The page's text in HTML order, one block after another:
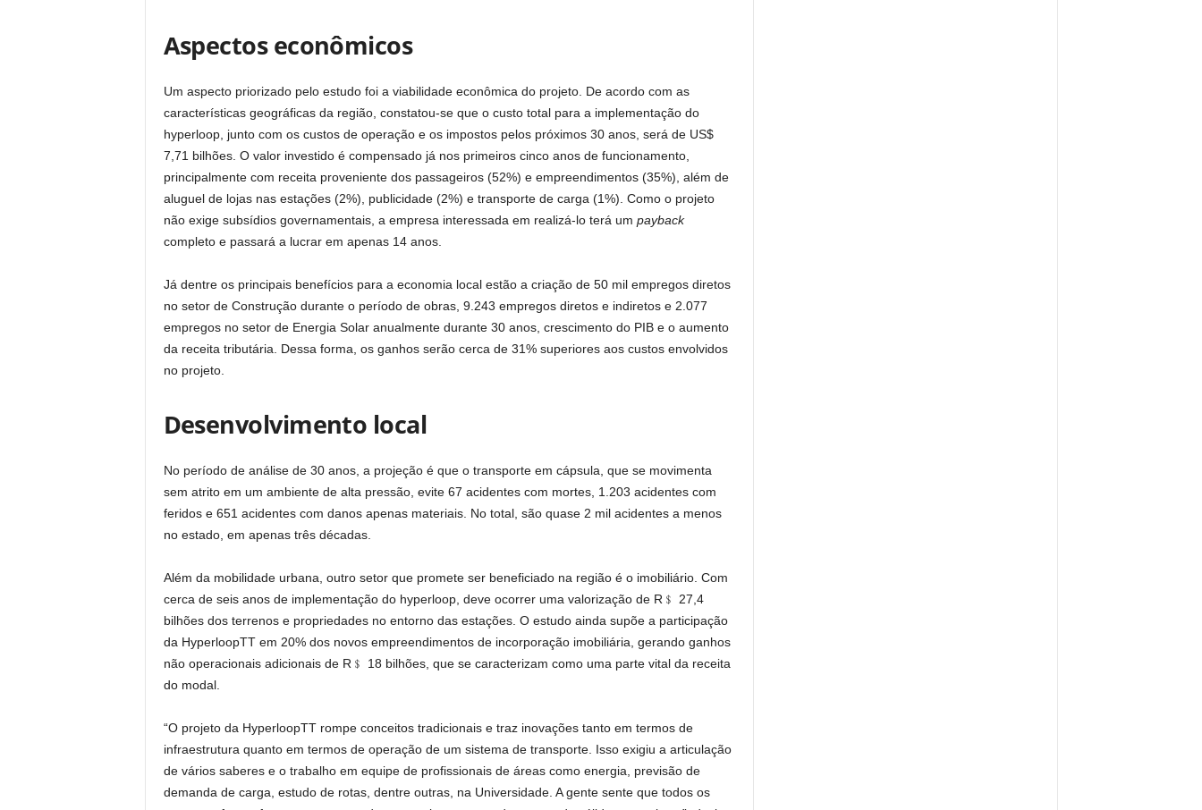
Aspectos econômicos
Um aspecto priorizado pelo estudo foi a viabilidade econômica do projeto. De acordo com as
características geográficas da região, constatou-se que o custo total para a implementação do
hyperloop, junto com os custos de operação e os impostos pelos próximos 30 anos, será de US$
7,71 bilhões. O valor investido é compensado já nos primeiros cinco anos de funcionamento,
principalmente com receita proveniente dos passageiros (52%) e empreendimentos (35%), além de
aluguel de lojas nas estações (2%), publicidade (2%) e transporte de carga (1%). Como o projeto
não exige subsídios governamentais, a empresa interessada em realizá-lo terá um payback
completo e passará a lucrar em apenas 14 anos.
Já dentre os principais benefícios para a economia local estão a criação de 50 mil empregos diretos
no setor de Construção durante o período de obras, 9.243 empregos diretos e indiretos e 2.077
empregos no setor de Energia Solar anualmente durante 30 anos, crescimento do PIB e o aumento
da receita tributária. Dessa forma, os ganhos serão cerca de 31% superiores aos custos envolvidos
no projeto.
Desenvolvimento local
No período de análise de 30 anos, a projeção é que o transporte em cápsula, que se movimenta
sem atrito em um ambiente de alta pressão, evite 67 acidentes com mortes, 1.203 acidentes com
feridos e 651 acidentes com danos apenas materiais. No total, são quase 2 mil acidentes a menos
no estado, em apenas três décadas.
Além da mobilidade urbana, outro setor que promete ser beneficiado na região é o imobiliário. Com
cerca de seis anos de implementação do hyperloop, deve ocorrer uma valorização de R﹩ 27,4
bilhões​ dos terrenos e propriedades no entorno das estações. O estudo ainda supõe a participação
da HyperloopTT em 20% dos novos empreendimentos de incorporação imobiliária, gerando ganhos
não operacionais adicionais de R﹩ 18 bilhões, que se caracterizam como uma parte vital da receita
do modal.
“O projeto da HyperloopTT rompe conceitos tradicionais e traz inovações tanto em termos de
infraestrutura quanto em termos de operação de um sistema de transporte. Isso exigiu a articulação
de vários saberes e o trabalho em equipe de profissionais de áreas como energia, previsão de
demanda de carga, estudo de rotas, dentre outras, na Universidade. A gente sente que todos os